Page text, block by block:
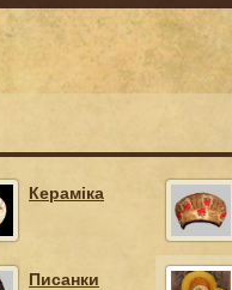
Кераміка
Писанки